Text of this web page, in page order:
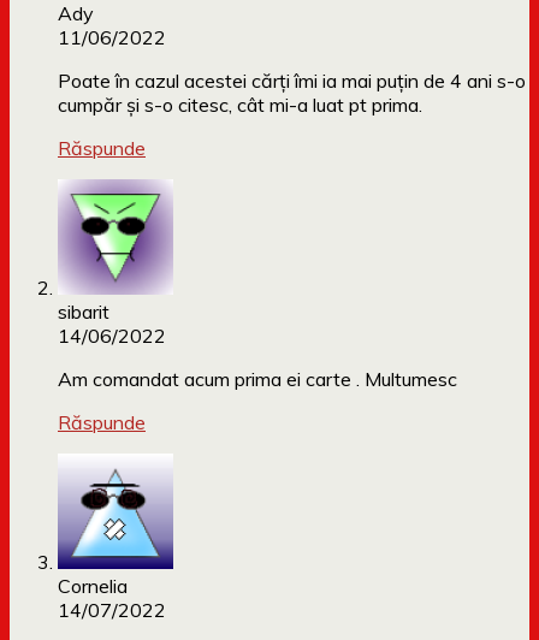
Ady
11/06/2022
Poate în cazul acestei cărți îmi ia mai puțin de 4 ani s-o
cumpăr și s-o citesc, cât mi-a luat pt prima.
Răspunde
sibarit
14/06/2022
Am comandat acum prima ei carte . Multumesc
Răspunde
Cornelia
14/07/2022